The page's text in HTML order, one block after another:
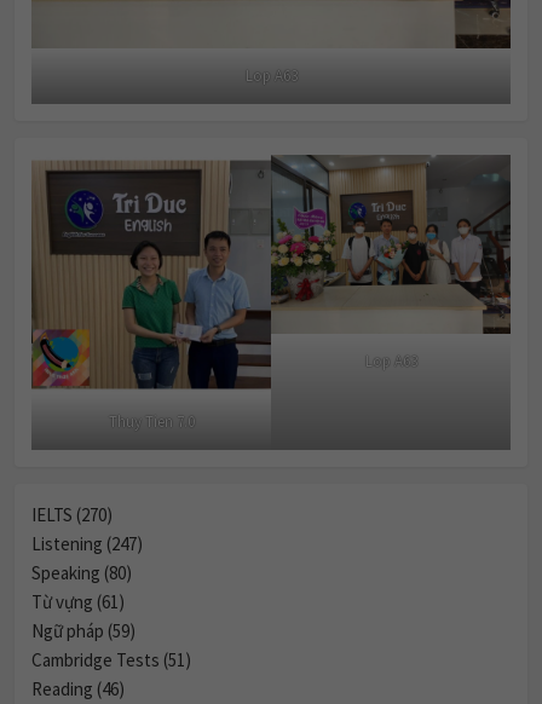
Lop A63
Thuy Tien 7.0
Lop A63
IELTS (270)
Listening (247)
Speaking (80)
Từ vựng (61)
Ngữ pháp (59)
Cambridge Tests (51)
Reading (46)